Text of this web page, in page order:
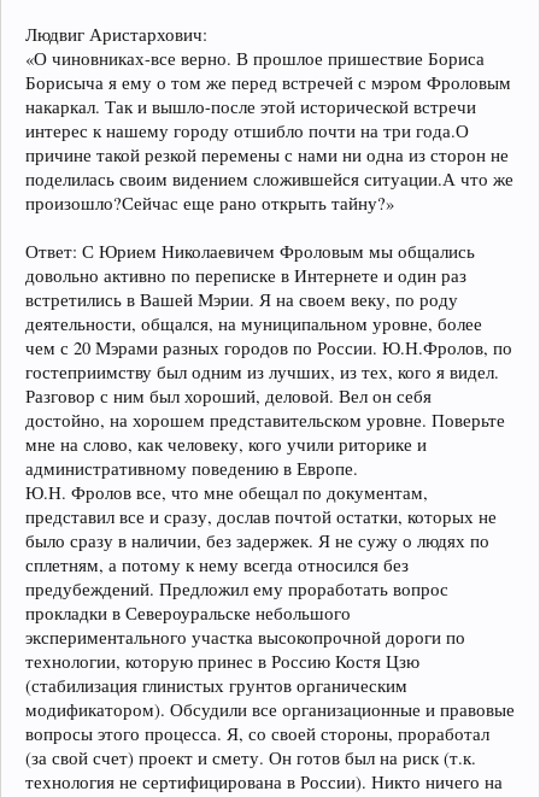
Людвиг Аристархович:
«О чиновниках-все верно. В прошлое пришествие Бориса
Борисыча я ему о том же перед встречей с мэром Фроловым
накаркал. Так и вышло-после этой исторической встречи
интерес к нашему городу отшибло почти на три года.О
причине такой резкой перемены с нами ни одна из сторон не
поделилась своим видением сложившейся ситуации.А что же
произошло?Сейчас еще рано открыть тайну?»
Ответ: С Юрием Николаевичем Фроловым мы общались
довольно активно по переписке в Интернете и один раз
встретились в Вашей Мэрии. Я на своем веку, по роду
деятельности, общался, на муниципальном уровне, более
чем с 20 Мэрами разных городов по России. Ю.Н.Фролов, по
гостеприимству был одним из лучших, из тех, кого я видел.
Разговор с ним был хороший, деловой. Вел он себя
достойно, на хорошем представительском уровне. Поверьте
мне на слово, как человеку, кого учили риторике и
административному поведению в Европе.
Ю.Н. Фролов все, что мне обещал по документам,
представил все и сразу, дослав почтой остатки, которых не
было сразу в наличии, без задержек. Я не сужу о людях по
сплетням, а потому к нему всегда относился без
предубеждений. Предложил ему проработать вопрос
прокладки в Североуральске небольшого
экспериментального участка высокопрочной дороги по
технологии, которую принес в Россию Костя Цзю
(стабилизация глинистых грунтов органическим
модификатором). Обсудили все организационные и правовые
вопросы этого процесса. Я, со своей стороны, проработал
(за свой счет) проект и смету. Он готов был на риск (т.к.
технология не сертифицирована в России). Никто ничего на